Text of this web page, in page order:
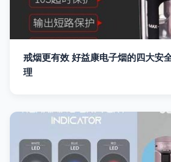
戒烟更有效 好益康电子烟的四大安
理